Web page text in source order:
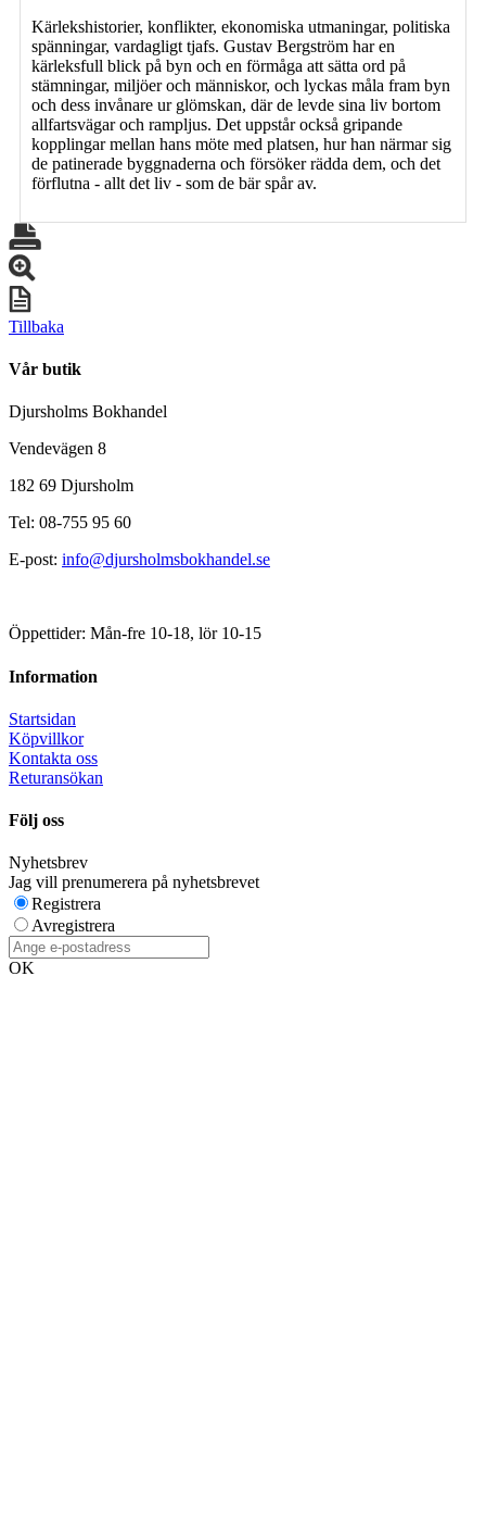
Kärlekshistorier, konflikter, ekonomiska utmaningar, politiska
spänningar, vardagligt tjafs. Gustav Bergström har en
kärleksfull blick på byn och en förmåga att sätta ord på
stämningar, miljöer och människor, och lyckas måla fram byn
och dess invånare ur glömskan, där de levde sina liv bortom
allfartsvägar och rampljus. Det uppstår också gripande
kopplingar mellan hans möte med platsen, hur han närmar sig
de patinerade byggnaderna och försöker rädda dem, och det
förflutna - allt det liv - som de bär spår av.
Tillbaka
Vår butik
Djursholms Bokhandel
Vendevägen 8
182 69 Djursholm
Tel: 08-755 95 60
E-post: info@djursholmsbokhandel.se
Öppettider: Mån-fre 10-18, lör 10-15
Information
Startsidan
Köpvillkor
Kontakta oss
Returansökan
Följ oss
Nyhetsbrev
Jag vill prenumerera på nyhetsbrevet
Registrera
Avregistrera
OK